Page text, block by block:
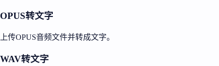
OPUS转文字
上传OPUS音频文件并转成文字。
WAV转文字